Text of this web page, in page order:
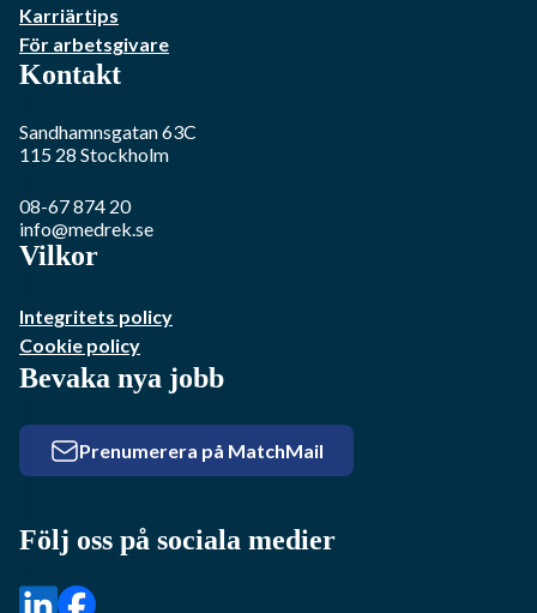
Karriärtips
För arbetsgivare
Kontakt
Sandhamnsgatan 63C
115 28 Stockholm
08-67 874 20
info@medrek.se
Vilkor
Integritets policy
Cookie policy
Bevaka nya jobb
Prenumerera på MatchMail
Följ oss på sociala medier